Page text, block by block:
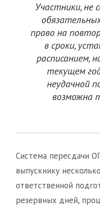
Участники, не
право на
в сроки,
расписанием,
текущем
неудачной
возможна
Система пересдачи
выпускнику
ответственной
резервных дней,